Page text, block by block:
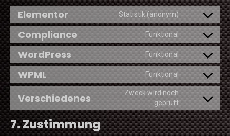
Elementor Statistik (anonym)
Zustimmung
zum
Dienst
elementor
Compliance Funktional
Zustimmung
zur
WordPress Funktional
Zustimmung
zum
Dienst
wordpress
WPML Funktional
Zustimmung
zur
wpml
Verschiedenes
Zweck wird noch
geprüft
Einwilligung
zu
sonstigen
7. Zustimmung